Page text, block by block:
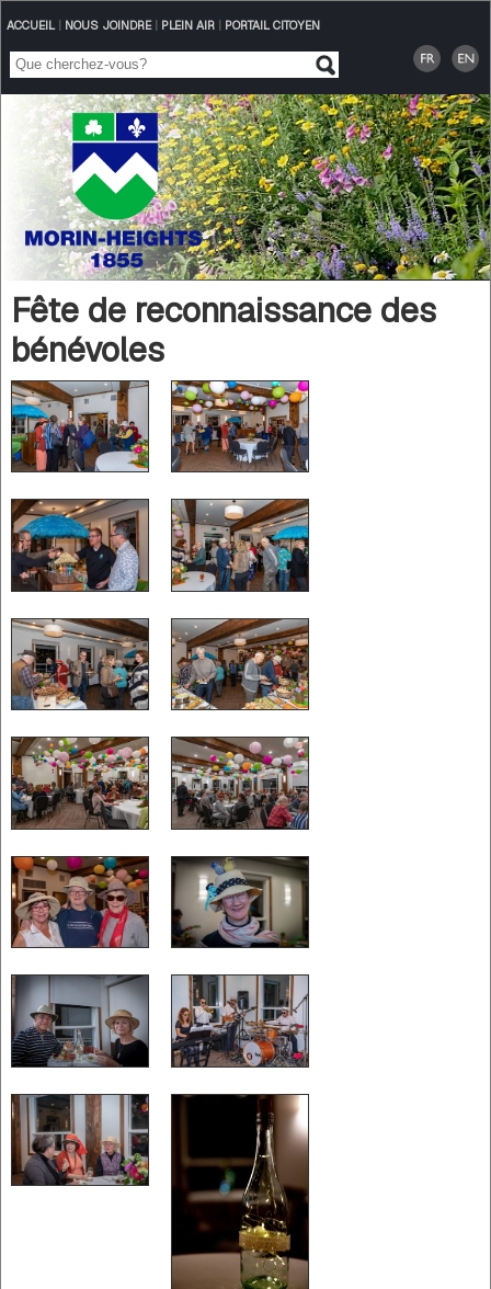
ACCUEIL| NOUS JOINDRE| PLEIN AIR| PORTAIL CITOYEN
Fête de reconnaissance des
bénévoles